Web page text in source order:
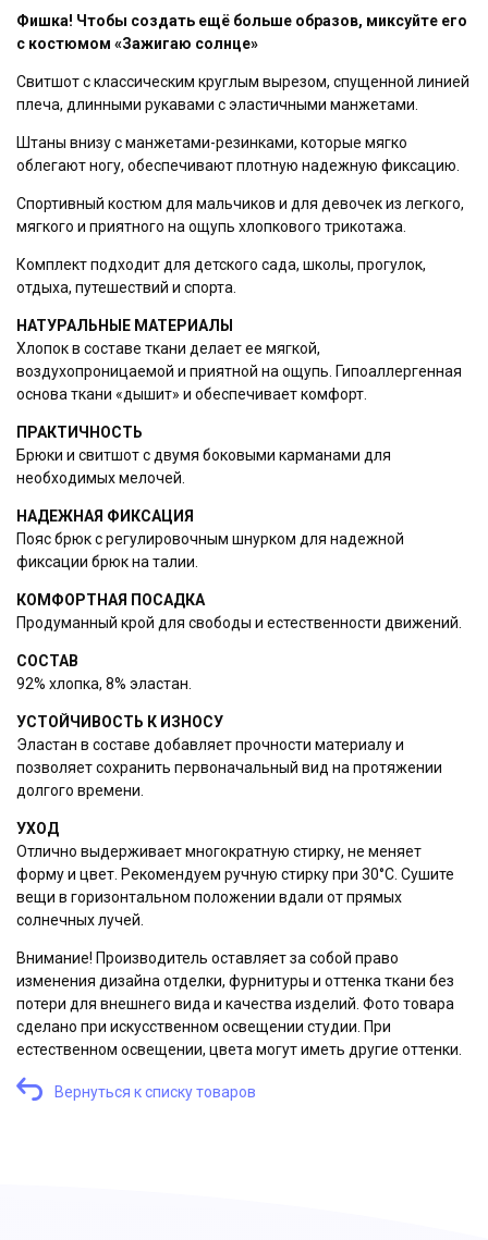
Купить в 1 клик
ФИО контактного лица
Телефон
При отправке данных, вы
соглашаетесь с нашим положением
о конфиденциальности
Отправить
Фишка! Чтобы создать ещё больше образов, миксуйте его
с костюмом «Зажигаю солнце»
Свитшот с классическим круглым вырезом, спущенной линией
плеча, длинными рукавами с эластичными манжетами.
Штаны внизу с манжетами-резинками, которые мягко
облегают ногу, обеспечивают плотную надежную фиксацию.
Спортивный костюм для мальчиков и для девочек из легкого,
мягкого и приятного на ощупь хлопкового трикотажа.
Комплект подходит для детского сада, школы, прогулок,
отдыха, путешествий и спорта.
НАТУРАЛЬНЫЕ МАТЕРИАЛЫ
Хлопок в составе ткани делает ее мягкой,
воздухопроницаемой и приятной на ощупь. Гипоаллергенная
основа ткани «дышит» и обеспечивает комфорт.
ПРАКТИЧНОСТЬ
Брюки и свитшот с двумя боковыми карманами для
необходимых мелочей.
НАДЕЖНАЯ ФИКСАЦИЯ
Пояс брюк с регулировочным шнурком для надежной
фиксации брюк на талии.
КОМФОРТНАЯ ПОСАДКА
Продуманный крой для свободы и естественности движений.
СОСТАВ
92% хлопка, 8% эластан.
УСТОЙЧИВОСТЬ К ИЗНОСУ
Эластан в составе добавляет прочности материалу и
позволяет сохранить первоначальный вид на протяжении
долгого времени.
УХОД
Отлично выдерживает многократную стирку, не меняет
форму и цвет. Рекомендуем ручную стирку при 30°С. Сушите
вещи в горизонтальном положении вдали от прямых
солнечных лучей.
Внимание! Производитель оставляет за собой право
изменения дизайна отделки, фурнитуры и оттенка ткани без
потери для внешнего вида и качества изделий. Фото товара
сделано при искусственном освещении студии. При
естественном освещении, цвета могут иметь другие оттенки.
Вернуться к списку товаров